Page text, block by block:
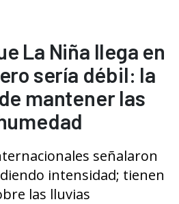
La Niña llega en
sería débil: la
mantener las
señalaron
intensidad; tienen
las lluvias